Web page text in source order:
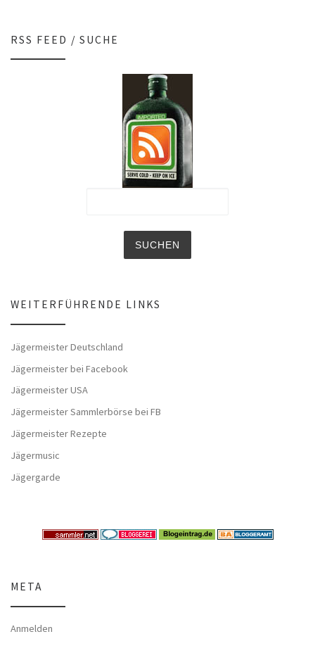
RSS FEED / SUCHE
WEITERFÜHRENDE LINKS
Jägermeister Deutschland
Jägermeister bei Facebook
Jägermeister USA
Jägermeister Sammlerbörse bei FB
Jägermeister Rezepte
Jägermusic
Jägergarde
META
Anmelden